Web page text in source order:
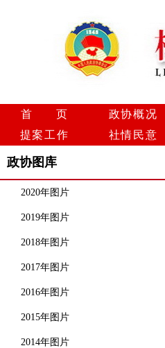
首 页 政协概况
提案工作
社情民意
政协图库
2020年图片
2019年图片
2018年图片
2017年图片
2016年图片
2015年图片
2014年图片